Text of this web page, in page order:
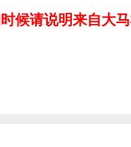
候请说明来自大马